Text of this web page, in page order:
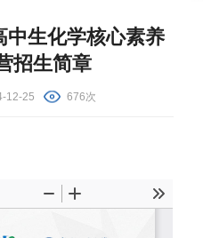
中生化学核心素养
招生简章
12-25 676次